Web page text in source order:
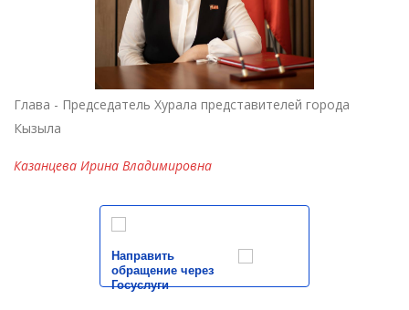
Глава - Председатель Хурала представителей города
Кызыла
Казанцева Ирина Владимировна
Направить
обращение через
Госуслуги